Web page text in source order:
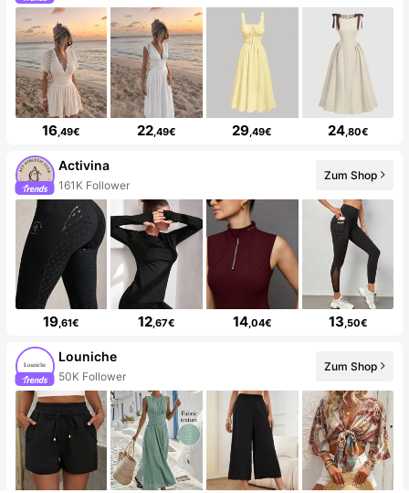
16 ,49€ 22 ,49€ 29 ,49€ 24,80€
Activina
161K Follower
Zum Shop
19,61€ 12 ,67€ 14,04€ 13 ,50€
Louniche
50K Follower
Zum Shop